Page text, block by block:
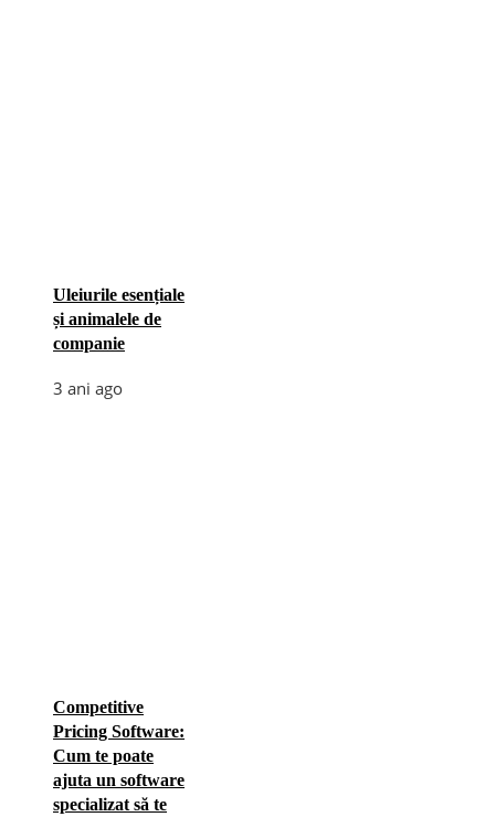
Uleiurile esențiale
și animalele de
companie
3 ani ago
Competitive
Pricing Software:
Cum te poate
ajuta un software
specializat să te